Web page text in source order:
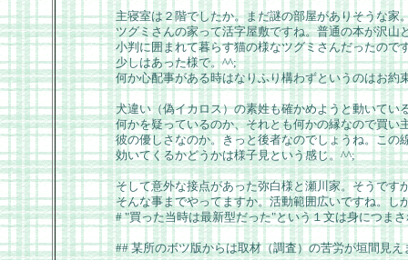
主寝室は２階でしたか。まだ謎の部屋がありそうな家
ツグミさんの家って活字屋敷ですね。普通の本が沢山
小判に囲まれて暮らす猫の様なツグミさんだったので
少しはあった様で。^^;
何か心配事がある時はなりふり構わずというのはお約
犬違い（偽イカロス）の素姓も確かめようと動いてい
何かを疑っているのか、それとも何かの縁なので買い
彼の優しさなのか。きっと後者なのでしょうね。この
効いてくるかどうかは様子見という感じ。^^;
そして意外な接点があった弥白様と瀬川家。そうです
そんな事までやってますか。活動範囲広いですね。し
# "買った当時は最新型だった"という１文は身につま
## 某所のボツ版からは取材（調査）の苦労が垣間見え